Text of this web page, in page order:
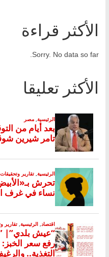
الأكثر قراءة
Sorry. No data so far.
الأكثر تعليقا